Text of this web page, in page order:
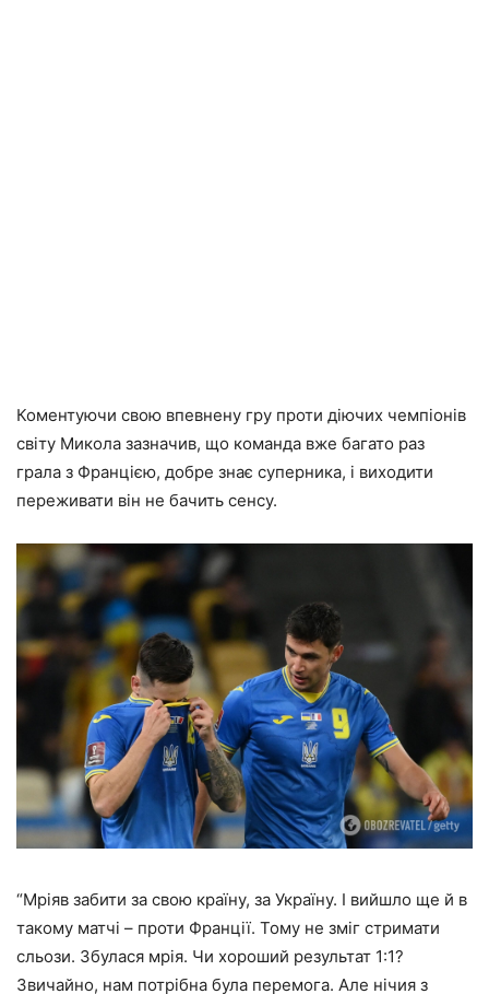
Коментуючи свою впевнену гру проти діючих чемпіонів
світу Микола зазначив, що команда вже багато раз
грала з Францією, добре знає суперника, і виходити
переживати він не бачить сенсу.
“Мріяв забити за свою країну, за Україну. І вийшло ще й в
такому матчі – проти Франції. Тому не зміг стримати
сльози. Збулася мрія. Чи хороший результат 1:1?
Звичайно, нам потрібна була перемога. Але нічия з